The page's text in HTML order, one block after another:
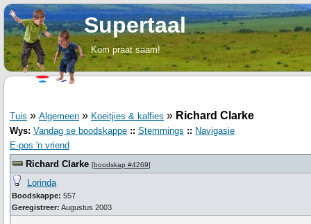
Supertaal
Kom praat saam!
Tuis » Algemeen » Koeitjies & kalfies » Richard Clarke
Wys: Vandag se boodskappe :: Stemmings :: Navigasie
E-pos 'n vriend
Richard Clarke [boodskap #4269]
Lorinda
Boodskappe: 557
Geregistreer: Augustus 2003